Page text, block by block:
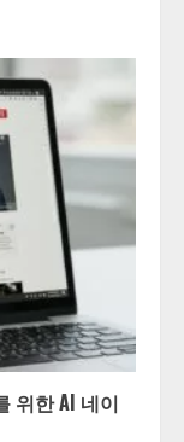
위한 AI 네이